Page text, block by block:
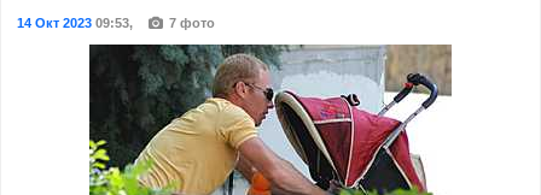
14 Окт 202309:53, 7 фото